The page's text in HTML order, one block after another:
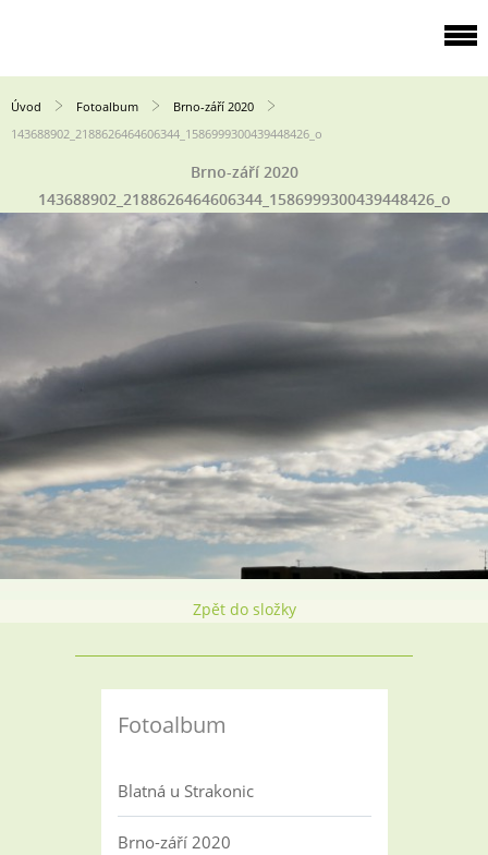
Úvod Fotoalbum
Brno-září 2020
143688902_2188626464606344_1586999300439448426_o
Brno-září 2020
143688902_2188626464606344_1586999300439448426_o
Zpět do složky
Fotoalbum
Blatná u Strakonic
Brno-září 2020